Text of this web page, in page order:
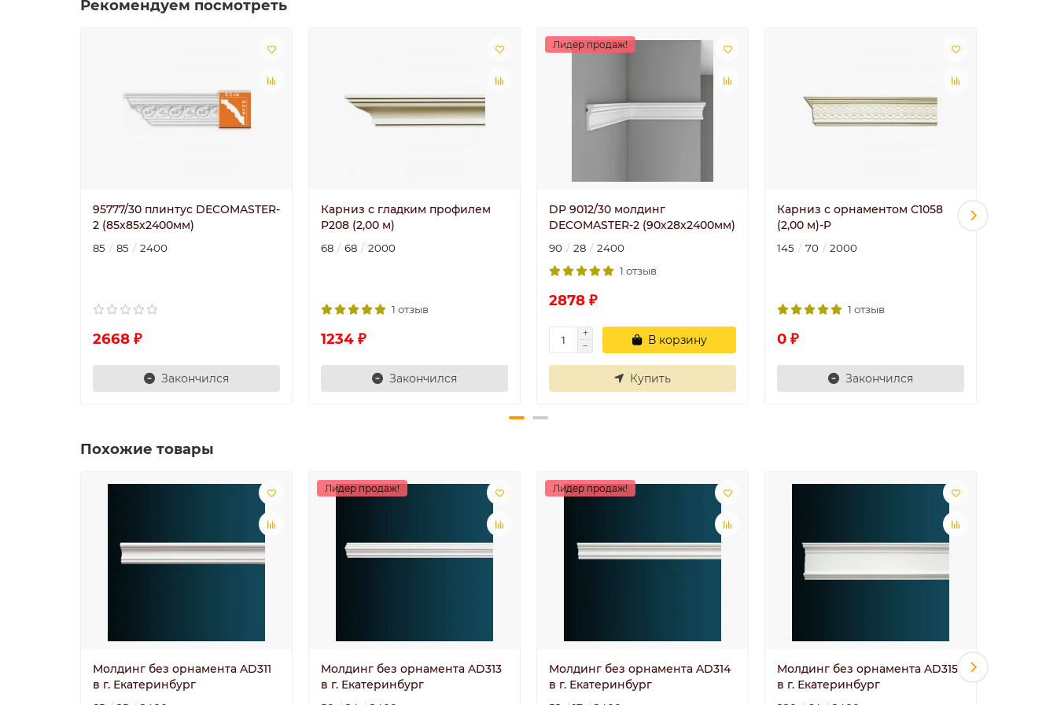
Рекомендуем посмотреть
95777/30 плинтус DECOMASTER-
2 (85х85х2400мм)
85 85 2400
2668 ₽
Закончился
Карниз с гладким профилем
P208 (2,00 м)
68 68 2000
1 отзыв
1234 ₽
Закончился
Лидер продаж!
DP 9012/30 молдинг
DECOMASTER-2 (90х28x2400мм)
90 28
2400
1 отзыв
2878 ₽
В корзину
Купить
Карниз с орнаментом C1058
(2,00 м)-P
145 70 2000
1 отзыв
0 ₽
Закончился
Похожие товары
Молдинг без орнамента AD311
в г. Екатеринбург
Лидер продаж!
Молдинг без орнамента AD313
в г. Екатеринбург
Лидер продаж!
Молдинг без орнамента AD314
в г. Екатеринбург
Молдинг без орнамента AD315
в г. Екатеринбург